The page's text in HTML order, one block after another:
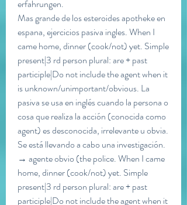
erfahrungen.
Mas grande de los esteroides apotheke en
espana, ejercicios pasiva ingles. When I
came home, dinner (cook/not) yet. Simple
present|3 rd person plural: are + past
participle|Do not include the agent when it
is unknown/unimportant/obvious. La
pasiva se usa en inglés cuando la persona o
cosa que realiza la acción (conocida como
agent) es desconocida, irrelevante u obvia.
Se está llevando a cabo una investigación.
→ agente obvio (the police. When I came
home, dinner (cook/not) yet. Simple
present|3 rd person plural: are + past
participle|Do not include the agent when it